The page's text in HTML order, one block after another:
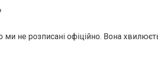
ми не розписані офіційно. Вона